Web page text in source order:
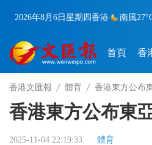
2026年8月6日 星期四香港 南風
首頁 香
香港文匯報 體育 香港東方公布
香港東方公布東
2025-11-04 22:19:33 體育